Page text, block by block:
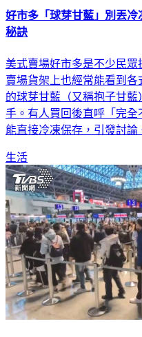
好市多「球芽甘藍」別丟
秘訣
美式賣場好市多是不少民眾
賣場貨架上也經常能看到
的球芽甘藍（又稱抱子甘
手。有人買回後直呼「完
能直接冷凍保存，引發討論
生活